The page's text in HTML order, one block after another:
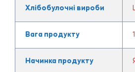
Хлібобулочні вироби
Вага продукту
Начинка продукту